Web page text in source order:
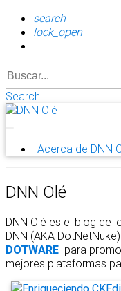
search
lock_open
Search
Acerca de DNN
DNN Olé
DNN Olé es el blog de
DNN (AKA
DOTWARE para
mejores plataformas